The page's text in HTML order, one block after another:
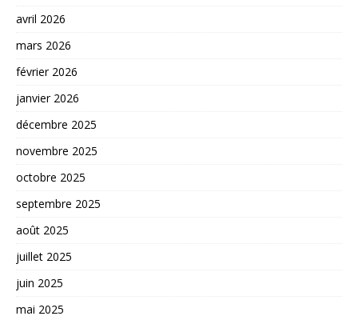
avril 2026
mars 2026
février 2026
janvier 2026
décembre 2025
novembre 2025
octobre 2025
septembre 2025
août 2025
juillet 2025
juin 2025
mai 2025